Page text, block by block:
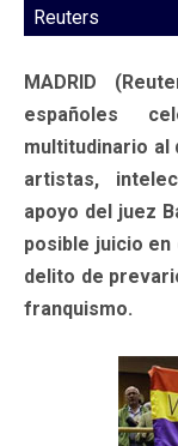
Reuters
MADRID
españoles
multitudinario al
artistas,
apoyo del juez
posible juicio en
delito de
franquismo.